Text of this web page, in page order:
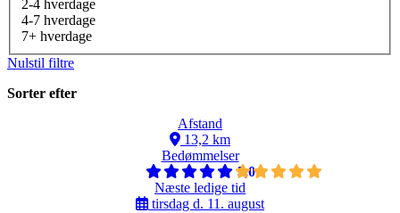
2-4 hverdage
4-7 hverdage
7+ hverdage
Nulstil filtre
Sorter efter
Afstand
13,2 km
Bedømmelser
5,0
Næste ledige tid
tirsdag d. 11. august